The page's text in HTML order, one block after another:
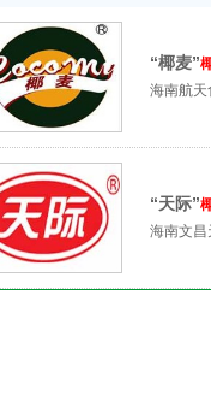
“椰麦”
海南航天
“天际”
海南文昌